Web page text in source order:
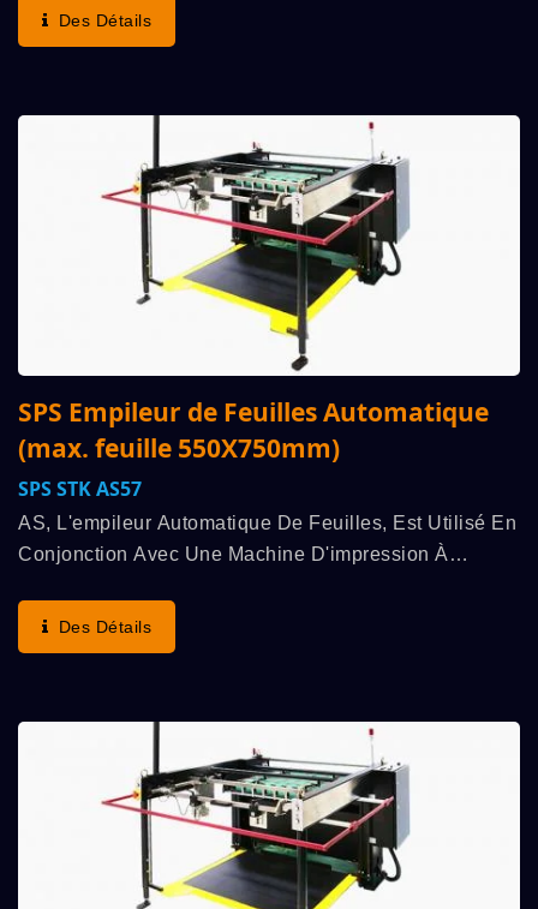
Jet Et Plusieurs Autres Fonctions À Haute Efficacité....
Des Détails
SPS Empileur de Feuilles Automatique
(max. feuille 550X750mm)
SPS STK AS57
AS, L'empileur Automatique De Feuilles, Est Utilisé En
Conjonction Avec Une Machine D'impression À
SPS. Ils Fonctionnent En Synchronisation, Mettant...
Des Détails